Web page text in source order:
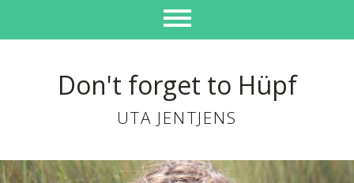
Don't forget to Hüpf
UTA JENTJENS